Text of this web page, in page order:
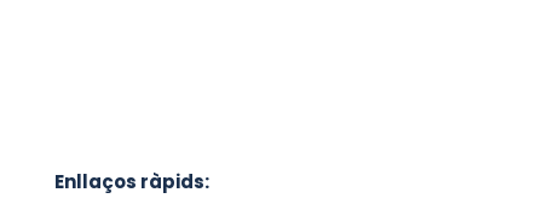
Enllaços ràpids: